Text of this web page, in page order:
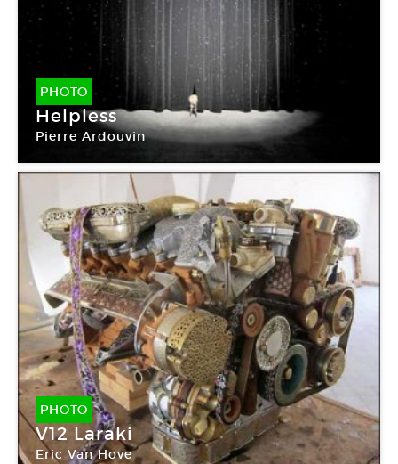
PHOTO
Helpless
Pierre Ardouvin
PHOTO
V12 Laraki
Eric Van Hove